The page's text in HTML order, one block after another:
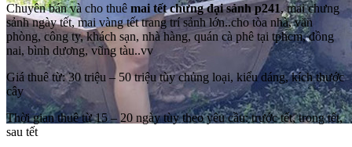
Chuyên bán và cho thuê mai tết chưng đại sảnh p241, mai chưng
sảnh ngày tết, mai vàng tết trang trí sảnh lớn..cho tòa nhà, văn
phòng, công ty, khách sạn, nhà hàng, quán cà phê tại tphcm, đồng
nai, bình dương, vũng tàu..vv
Giá thuê từ: 30 triệu – 50 triệu tùy chủng loại, kiểu dáng, kích thước
cây
Thời gian thuê từ 15 – 20 ngày tùy theo yêu cầu: trước tết, trong tết,
sau tết